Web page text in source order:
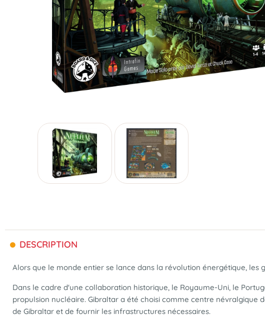
DESCRIPTION
Alors que le monde entier se lance dans la révolution énergétique,
Dans le cadre d'une collaboration historique, le Royaume-Uni, le
propulsion nucléaire. Gibraltar a été choisi comme centre
de Gibraltar et de fournir les infrastructures nécessaires.